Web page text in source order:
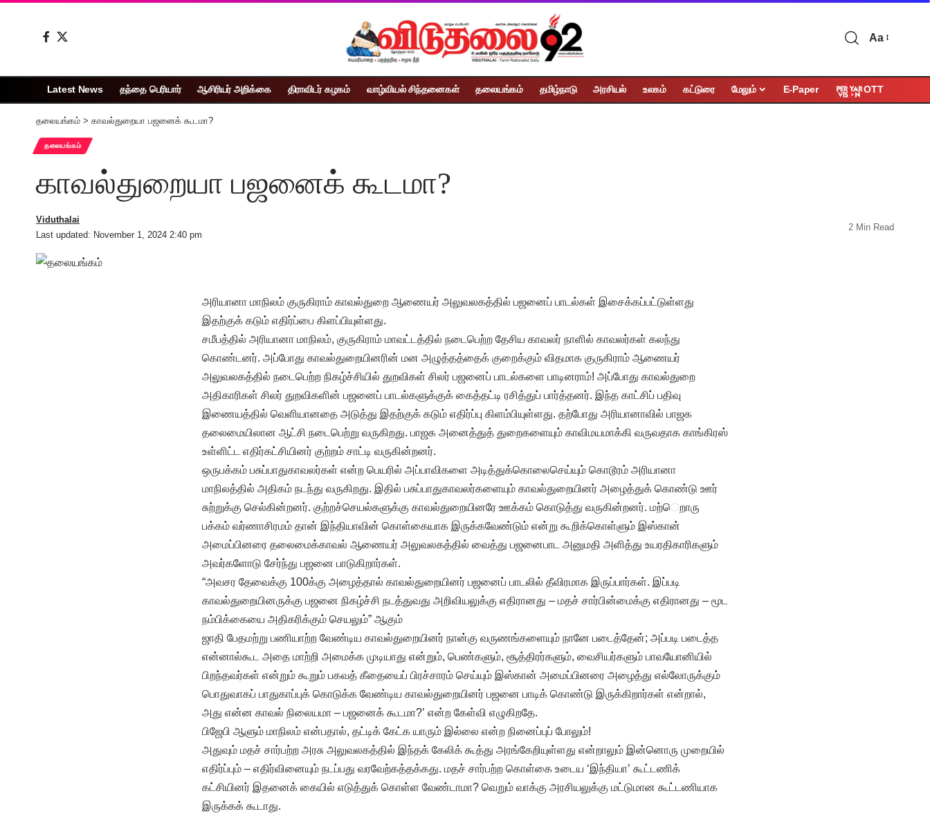
Aa
Latest News தந்தை பெரியார் ஆசிரியர் அறிக்கை திராவிடர் கழகம் வாழ்வியல் சிந்தனைகள் தலையங்கம் தமிழ்நாடு அரசியல் உலகம் கட்டுரை மேலும் E-Paper OTT
தலையங்கம் > காவல்துறையா பஜனைக் கூடமா?
தலையங்கம்
காவல்துறையா பஜனைக் கூடமா?
Last updated: November 1, 2024 2:40 pm
Viduthalai
2 Min Read
அரியானா மாநிலம் குருகிராம் காவல்துறை ஆணையர் அலுவலகத்தில் பஜனைப் பாடல்கள் இசைக்கப்பட்டுள்ளது
இதற்குக் கடும் எதிர்ப்பை கிளப்பியுள்ளது.
சமீபத்தில் அரியானா மாநிலம், குருகிராம் மாவட்டத்தில் நடைபெற்ற தேசிய காவலர் நாளில் காவலர்கள் கலந்து
கொண்டனர். அப்போது காவல்துறையினரின் மன அழுத்தத்தைக் குறைக்கும் விதமாக குருகிராம் ஆணையர்
அலுவலகத்தில் நடைபெற்ற நிகழ்ச்சியில் துறவிகள் சிலர் பஜனைப் பாடல்களை பாடினராம்! அப்போது காவல்துறை
அதிகாரிகள் சிலர் துறவிகளின் பஜனைப் பாடல்களுக்குக் கைத்தட்டி ரசித்துப் பார்த்தனர். இந்த காட்சிப் பதிவு
இணையத்தில் வெளியானதை அடுத்து இதற்குக் கடும் எதிர்ப்பு கிளம்பியுள்ளது. தற்போது அரியானாவில் பாஜக
தலைமையிலான ஆட்சி நடைபெற்று வருகிறது. பாஜக அனைத்துத் துறைகளையும் காவிமயமாக்கி வருவதாக காங்கிரஸ்
உள்ளிட்ட எதிர்கட்சியினர் குற்றம் சாட்டி வருகின்றனர்.
ஒருபக்கம் பசுப்பாதுகாவலர்கள் என்ற பெயரில் அப்பாவிகளை அடித்துக்கொலைசெய்யும் கொடூரம் அரியானா
மாநிலத்தில் அதிகம் நடந்து வருகிறது. இதில் பசுப்பாதுகாவலர்களையும் காவல்துறையினர் அழைத்துக் கொண்டு ஊர்
சுற்றுக்கு செல்கின்றனர். குற்றச்செயல்களுக்கு காவல்துறையினரே ஊக்கம் கொடுத்து வருகின்றனர். மற்ெறாரு
பக்கம் வர்ணாசிரமம் தான் இந்தியாவின் கொள்கையாக இருக்கவேண்டும் என்று கூறிக்கொள்ளும் இஸ்கான்
அமைப்பினரை தலைமைக்காவல் ஆணையர் அலுவலகத்தில் வைத்து பஜனைபாட அனுமதி அளித்து உயரதிகாரிகளும்
அவர்களோடு சேர்ந்து பஜனை பாடுகிறார்கள்.
“அவசர தேவைக்கு 100க்கு அழைத்தால் காவல்துறையினர் பஜனைப் பாடலில் தீவிரமாக இருப்பார்கள். இப்படி
காவல்துறையினருக்கு பஜனை நிகழ்ச்சி நடத்துவது அறிவியலுக்கு எதிரானது – மதச் சார்பின்மைக்கு எதிரானது – மூட
நம்பிக்கையை அதிகரிக்கும் செயலும்” ஆகும்
ஜாதி பேதமற்று பணியாற்ற வேண்டிய காவல்துறையினர் நான்கு வருணங்களையும் நானே படைத்தேன்; அப்படி படைத்த
என்னால்கூட அதை மாற்றி அமைக்க முடியாது என்றும், பெண்களும், சூத்திரர்களும், வைசியர்களும் பாவயோனியில்
பிறந்தவர்கள் என்றும் கூறும் பகவத் கீதையைப் பிரச்சாரம் செய்யும் இஸ்கான் அமைப்பினரை அழைத்து எல்லோருக்கும்
பொதுவாகப் பாதுகாப்புக் கொடுக்க வேண்டிய காவல்துறையினர் பஜனை பாடிக் கொண்டு இருக்கிறார்கள் என்றால்,
அது என்ன காவல் நிலையமா – பஜனைக் கூடமா?’ என்ற கேள்வி எழுகிறதே.
பிஜேபி ஆளும் மாநிலம் என்பதால், தட்டிக் கேட்க யாரும் இல்லை என்ற நினைப்புப் போலும்!
அதுவும் மதச் சார்பற்ற அரசு அலுவலகத்தில் இந்தக் கேலிக் கூத்து அரங்கேறியுள்ளது என்றாலும் இன்னொரு முறையில்
எதிர்ப்பும் – எதிர்வினையும் நடப்பது வரவேற்கத்தக்கது. மதச் சார்பற்ற கொள்கை உடைய ‘இந்தியா’ கூட்டணிக்
கட்சியினர் இதனைக் கையில் எடுத்துக் கொள்ள வேண்டாமா? வெறும் வாக்கு அரசியலுக்கு மட்டுமான கூட்டணியாக
இருக்கக் கூடாது.